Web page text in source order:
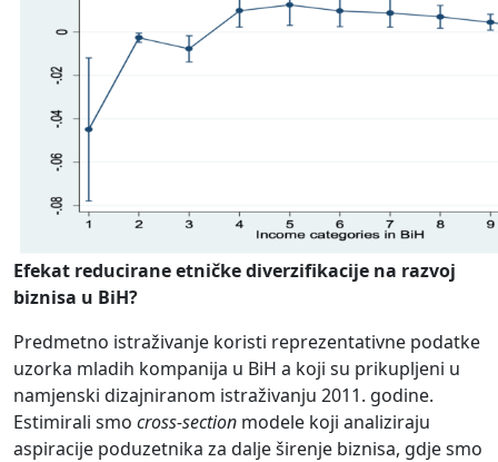
Efekat reducirane etničke diverzifikacije na razvoj
biznisa u BiH?
Predmetno istraživanje koristi reprezentativne podatke
uzorka mladih kompanija u BiH a koji su prikupljeni u
namjenski dizajniranom istraživanju 2011. godine.
Estimirali smo cross-section modele koji analiziraju
aspiracije poduzetnika za dalje širenje biznisa, gdje smo